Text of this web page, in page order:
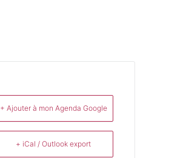
+ Ajouter à mon Agenda Google
+ iCal / Outlook export